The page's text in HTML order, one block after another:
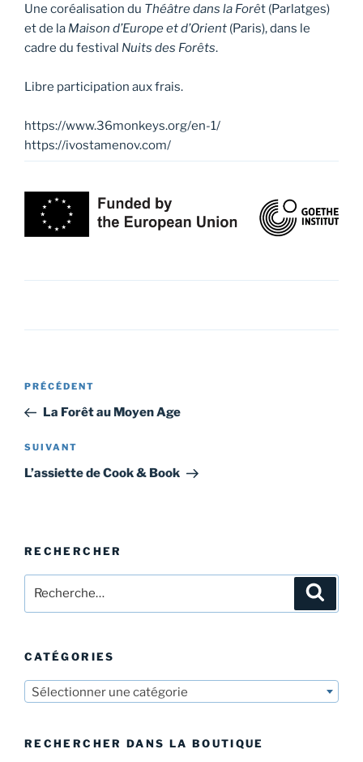
Une coréalisation du Théâtre dans la Forêt (Parlatges)
et de la Maison d’Europe et d’Orient (Paris), dans le
cadre du festival Nuits des Forêts.
Libre participation aux frais.
https://www.36monkeys.org/en-1/
https://ivostamenov.com/
Navigation
l’article
Article
précédent
PRÉCÉDENT
La Forêt au Moyen Age
Article
suivant
SUIVANT
L’assiette de Cook & Book
RECHERCHER
pour
CATÉGORIES
Sélectionner une catégorie
RECHERCHER DANS LA BOUTIQUE